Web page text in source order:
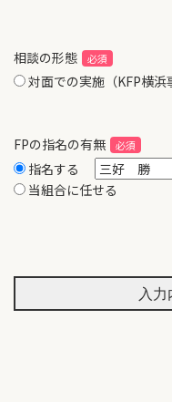
相談の形態
対面での実施（KFP横
FPの指名の有無
指名する
当組合に任せる
入